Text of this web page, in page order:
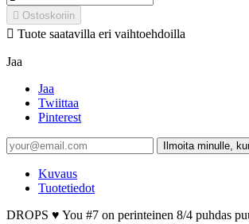
 Ostoskoriin
 Tuote saatavilla eri vaihtoehdoilla
Jaa
Jaa
Twiittaa
Pinterest
Ilmoita minulle,
Kuvaus
Tuotetiedot
DROPS ♥ You #7 on perinteinen 8/4 puhdas